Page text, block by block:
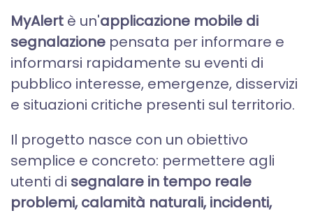
MyAlert è un'applicazione mobile di
segnalazione pensata per informare e
informarsi rapidamente su eventi di
pubblico interesse, emergenze, disservizi
e situazioni critiche presenti sul territorio.
Il progetto nasce con un obiettivo
semplice e concreto: permettere agli
utenti di segnalare in tempo reale
problemi, calamità naturali, incidenti,